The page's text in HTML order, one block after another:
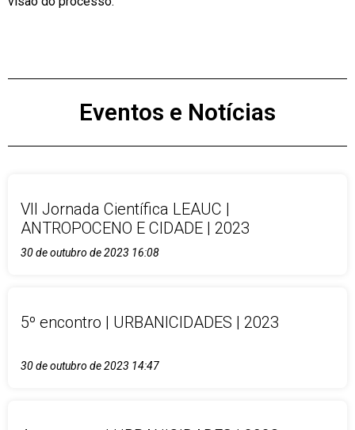
Eventos e Notícias
VII Jornada Científica LEAUC |
ANTROPOCENO E CIDADE | 2023
30 de outubro de 2023 16:08
5º encontro | URBANICIDADES | 2023
30 de outubro de 2023 14:47